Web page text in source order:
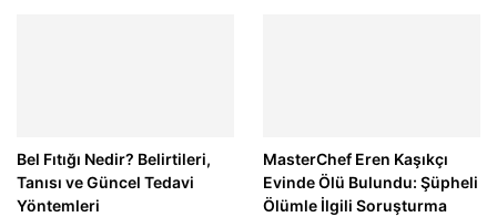
Bel Fıtığı Nedir? Belirtileri,
Tanısı ve Güncel Tedavi
Yöntemleri
MasterChef Eren Kaşıkçı
Evinde Ölü Bulundu: Şüpheli
Ölümle İlgili Soruşturma